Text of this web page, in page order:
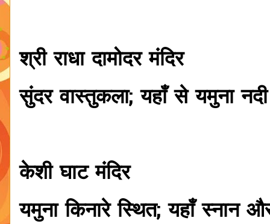
श्री राधा दामोदर मंदिर
सुंदर वास्तुकला; यहाँ से यमुना
केशी घाट मंदिर
यमुना किनारे स्थित; यहाँ स्नान